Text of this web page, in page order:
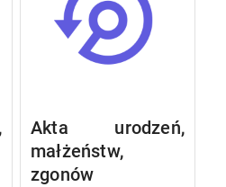
Akta urodzeń,
małżeństw,
zgonów